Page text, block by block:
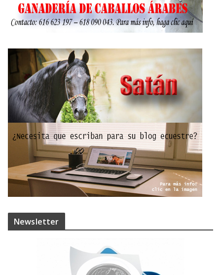
Newsletter